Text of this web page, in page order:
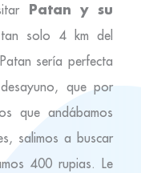
Patan y su
solo 4 km del
sería perfecta
que por
que andábamos
salimos a buscar
400 rupias. Le